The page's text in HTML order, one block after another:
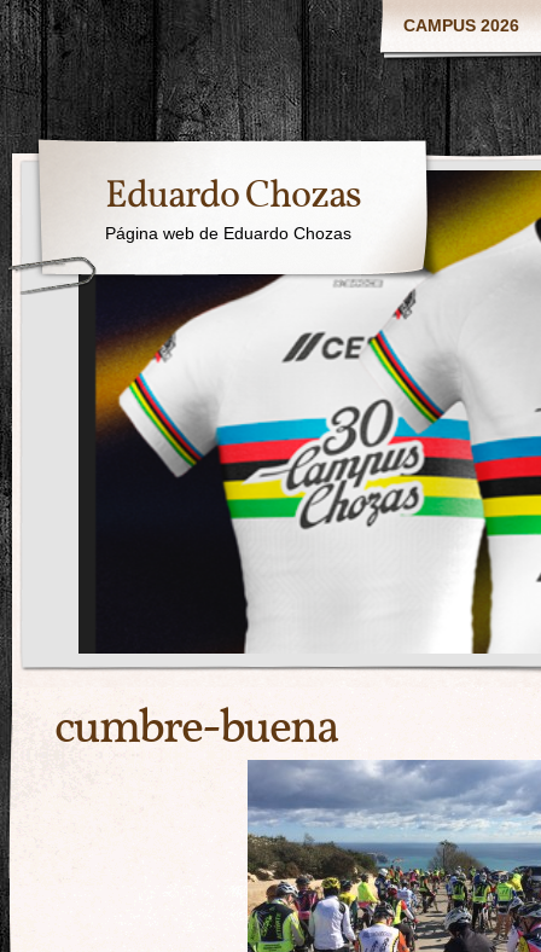
CAMPUS 2026
Eduardo Chozas
Página web de Eduardo Chozas
cumbre-buena